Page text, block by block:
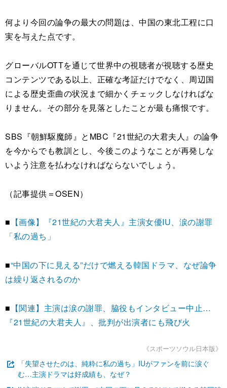
何より今回の論争の最大の問題は、中国の東北工程に口
実を与えた点です。
グローバルOTTを通じて世界中の視聴者が視聴する歴史
コンテンツである以上、正確な考証だけでなく、周辺国
による歴史歪曲の状況まで細かくチェックしなければな
りません。その部分を見落としたことが最も痛恨です。
SBS『朝鮮駆魔師』とMBC『21世紀の大君夫人』の論争
を今からでも教訓とし、今後このようなことが再発しな
いよう注意を払わなければならないでしょう。
（記事提供＝OSEN）
■ 【画像】『21世紀の大君夫人』主演女優IU、涙の謝罪
「私の過ち」
■“中国の下に見える”だけで燃える韓国ドラマ、なぜ論争
は繰り返されるのか
■ 【関連】主演は涙の謝罪、脇役もインタビュー中止…
『21世紀の大君夫人』、批判が出演者にも飛び火
《スポーツソウル日本版》
「失望させたのは、純粋に私の過ち」IUがファンを前に涙ぐ
む…主演ドラマは好成績も、なぜ？